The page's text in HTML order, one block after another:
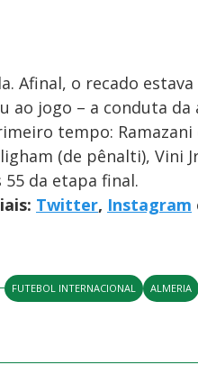
Afinal, o recado
ao jogo – a conduta
tempo: Ramazani
(de pênalti), Vini
55 da etapa final.
Twitter, Instagram
FUTEBOL INTERNACIONAL ALMERIA